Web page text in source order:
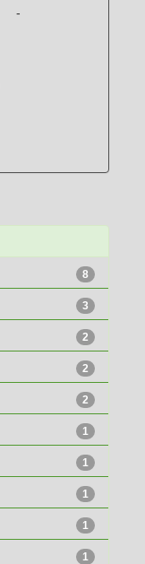
-
8
3
2
2
2
1
1
1
1
1